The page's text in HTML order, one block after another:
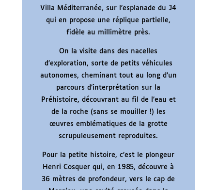
Villa Méditerranée, sur l’esplanade du J4
qui en propose une réplique partielle,
fidèle au millimètre près.
On la visite dans des nacelles
d’exploration, sorte de petits véhicules
autonomes, cheminant tout au long d’un
parcours d’interprétation sur la
Préhistoire, découvrant au fil de l’eau et
de la roche (sans se mouiller !) les
œuvres emblématiques de la grotte
scrupuleusement reproduites.
Pour la petite histoire, c’est le plongeur
Henri Cosquer qui, en 1985, découvre à
36 mètres de profondeur, vers le cap de